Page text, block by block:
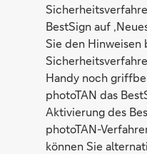
BestSign auf
Sie den Hinweisen
Handy noch
photoTAN das
Aktivierung des
photoTAN-
können Sie